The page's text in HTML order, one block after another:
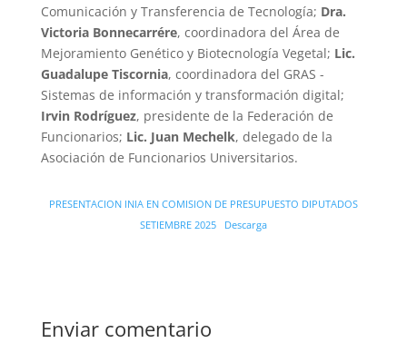
Comunicación y Transferencia de Tecnología; Dra.
Victoria Bonnecarrére, coordinadora del Área de
Mejoramiento Genético y Biotecnología Vegetal; Lic.
Guadalupe Tiscornia, coordinadora del GRAS -
Sistemas de información y transformación digital;
Irvin Rodríguez, presidente de la Federación de
Funcionarios; Lic. Juan Mechelk, delegado de la
Asociación de Funcionarios Universitarios.
PRESENTACION INIA EN COMISION DE PRESUPUESTO DIPUTADOS
SETIEMBRE 2025
Descarga
Enviar comentario